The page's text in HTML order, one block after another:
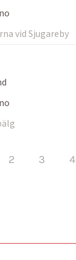
vid Sjugareby
2 3 4